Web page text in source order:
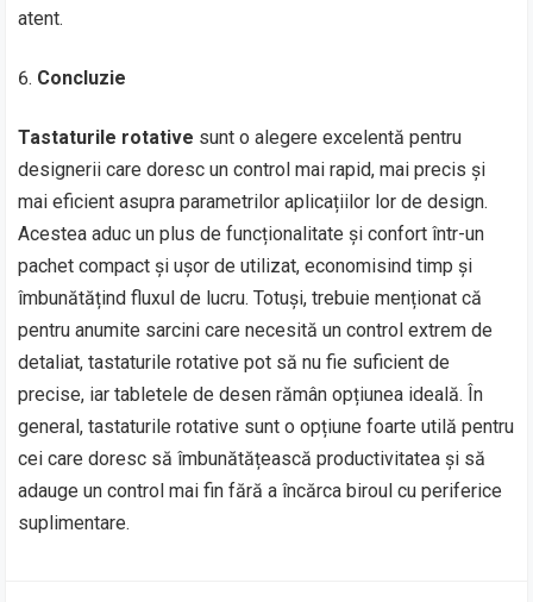
atent.
Concluzie
Tastaturile rotative sunt o alegere excelentă pentru
designerii care doresc un control mai rapid, mai precis și
mai eficient asupra parametrilor aplicațiilor lor de design.
Acestea aduc un plus de funcționalitate și confort într-un
pachet compact și ușor de utilizat, economisind timp și
îmbunătățind fluxul de lucru. Totuși, trebuie menționat că
pentru anumite sarcini care necesită un control extrem de
detaliat, tastaturile rotative pot să nu fie suficient de
precise, iar tabletele de desen rămân opțiunea ideală. În
general, tastaturile rotative sunt o opțiune foarte utilă pentru
cei care doresc să îmbunătățească productivitatea și să
adauge un control mai fin fără a încărca biroul cu periferice
suplimentare.